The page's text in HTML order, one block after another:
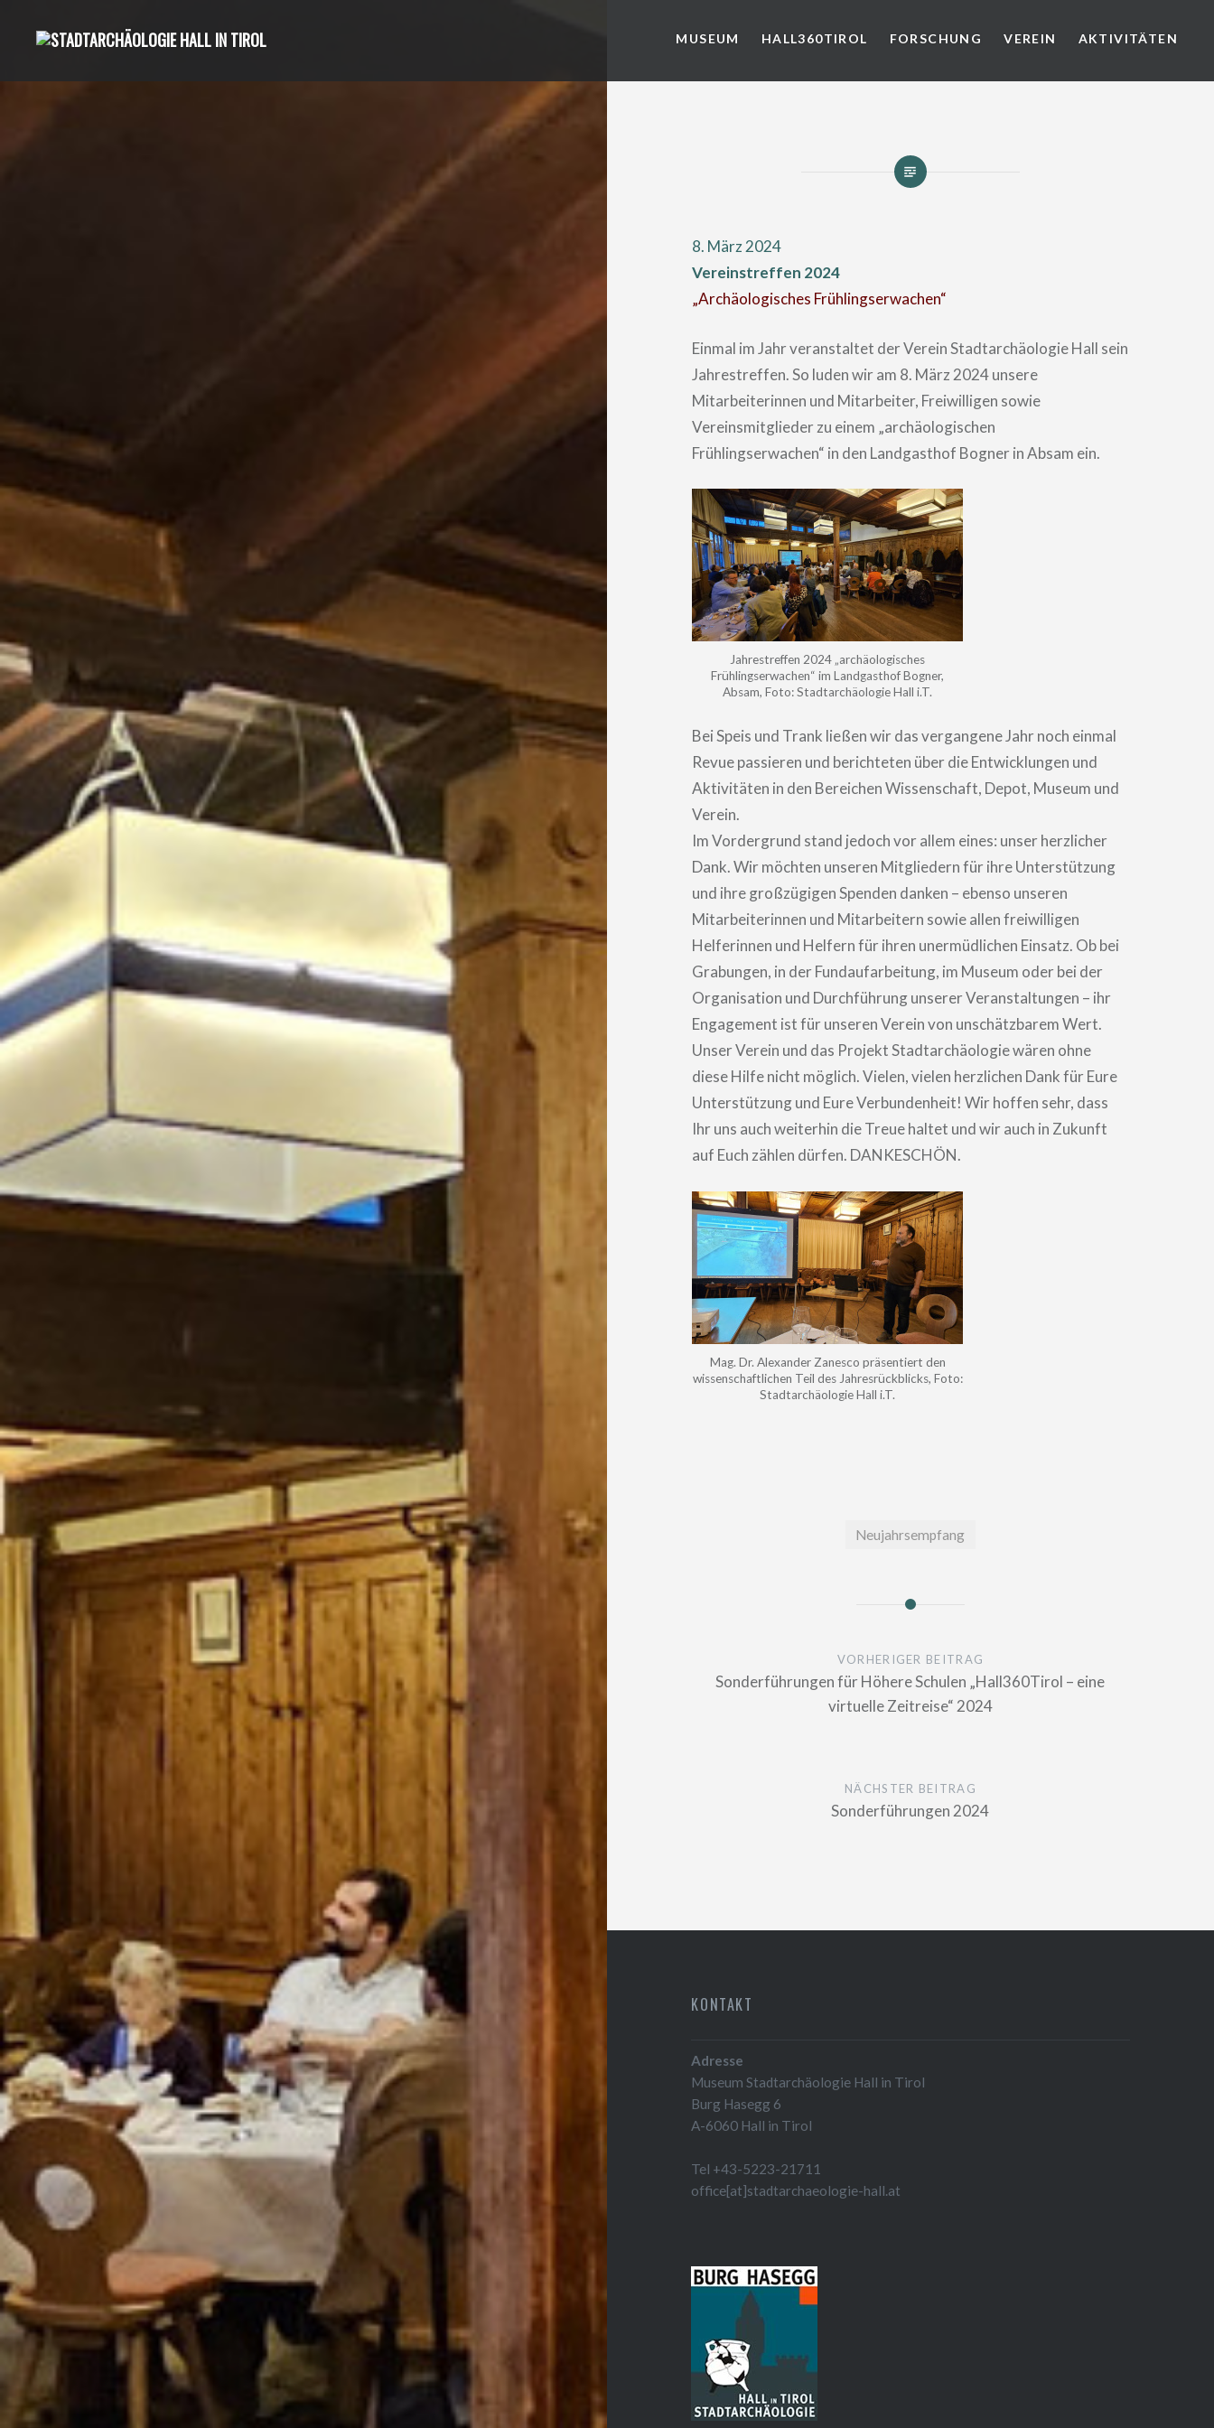
MUSEUM HALL360TIROL FORSCHUNG VEREIN AKTIVITÄTEN
8. März 2024
Vereinstreffen 2024
„Archäologisches Frühlingserwachen“
Einmal im Jahr veranstaltet der Verein Stadtarchäologie Hall sein
Jahrestreffen. So luden wir am 8. März 2024 unsere
Mitarbeiterinnen und Mitarbeiter, Freiwilligen sowie
Vereinsmitglieder zu einem „archäologischen
Frühlingserwachen“ in den Landgasthof Bogner in Absam ein.
Jahrestreffen 2024 „archäologisches
Frühlingserwachen“ im Landgasthof Bogner,
Absam, Foto: Stadtarchäologie Hall i.T.
Bei Speis und Trank ließen wir das vergangene Jahr noch einmal
Revue passieren und berichteten über die Entwicklungen und
Aktivitäten in den Bereichen Wissenschaft, Depot, Museum und
Verein.
Im Vordergrund stand jedoch vor allem eines: unser herzlicher
Dank. Wir möchten unseren Mitgliedern für ihre Unterstützung
und ihre großzügigen Spenden danken – ebenso unseren
Mitarbeiterinnen und Mitarbeitern sowie allen freiwilligen
Helferinnen und Helfern für ihren unermüdlichen Einsatz. Ob bei
Grabungen, in der Fundaufarbeitung, im Museum oder bei der
Organisation und Durchführung unserer Veranstaltungen – ihr
Engagement ist für unseren Verein von unschätzbarem Wert.
Unser Verein und das Projekt Stadtarchäologie wären ohne
diese Hilfe nicht möglich. Vielen, vielen herzlichen Dank für Eure
Unterstützung und Eure Verbundenheit! Wir hoffen sehr, dass
Ihr uns auch weiterhin die Treue haltet und wir auch in Zukunft
auf Euch zählen dürfen. DANKESCHÖN.
Mag. Dr. Alexander Zanesco präsentiert den
wissenschaftlichen Teil des Jahresrückblicks, Foto:
Stadtarchäologie Hall i.T.
Neujahrsempfang
VORHERIGER BEITRAG
Sonderführungen für Höhere Schulen „Hall360Tirol – eine
virtuelle Zeitreise“ 2024
NÄCHSTER BEITRAG
Sonderführungen 2024
KONTAKT
Adresse
Museum Stadtarchäologie Hall in Tirol
Burg Hasegg 6
A-6060 Hall in Tirol
Tel +43-5223-21711
office[at]stadtarchaeologie-hall.at